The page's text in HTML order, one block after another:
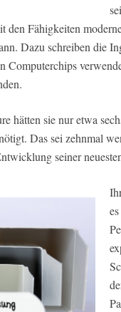
den Fähigkeiten
Dazu schreiben die
Computerchips
hätten sie nur etwa
Das sei zehnmal
seiner